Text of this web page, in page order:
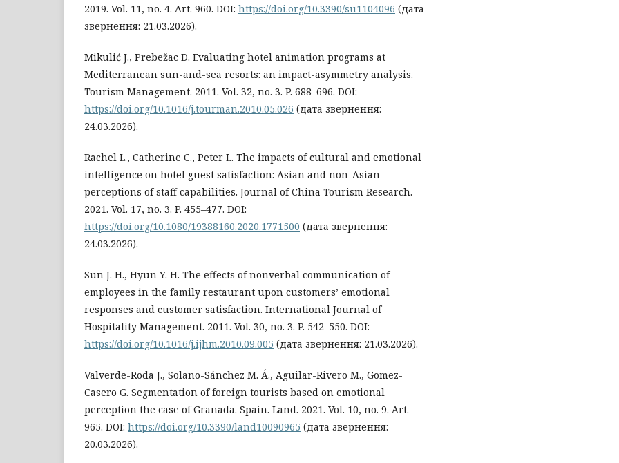
2019. Vol. 11, no. 4. Art. 960. DOI: https://doi.org/10.3390/su1104096 (дата
звернення: 21.03.2026).
Mikulić J., Prebežac D. Evaluating hotel animation programs at
Mediterranean sun-and-sea resorts: an impact-asymmetry analysis.
Tourism Management. 2011. Vol. 32, no. 3. P. 688–696. DOI:
https://doi.org/10.1016/j.tourman.2010.05.026 (дата звернення:
24.03.2026).
Rachel L., Catherine C., Peter L. The impacts of cultural and emotional
intelligence on hotel guest satisfaction: Asian and non-Asian
perceptions of staff capabilities. Journal of China Tourism Research.
2021. Vol. 17, no. 3. P. 455–477. DOI:
https://doi.org/10.1080/19388160.2020.1771500 (дата звернення:
24.03.2026).
Sun J. H., Hyun Y. H. The effects of nonverbal communication of
employees in the family restaurant upon customers’ emotional
responses and customer satisfaction. International Journal of
Hospitality Management. 2011. Vol. 30, no. 3. P. 542–550. DOI:
https://doi.org/10.1016/j.ijhm.2010.09.005 (дата звернення: 21.03.2026).
Valverde-Roda J., Solano-Sánchez M. Á., Aguilar-Rivero M., Gomez-
Casero G. Segmentation of foreign tourists based on emotional
perception the case of Granada. Spain. Land. 2021. Vol. 10, no. 9. Art.
965. DOI: https://doi.org/10.3390/land10090965 (дата звернення:
20.03.2026).